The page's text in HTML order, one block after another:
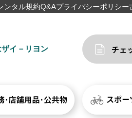
ンタル規約Q&Aプライバシーポリシー
イ－リヨン